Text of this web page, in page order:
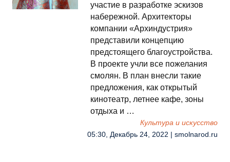
участие в разработке эскизов
набережной. Архитекторы
компании «Архиндустрия»
представили концепцию
предстоящего благоустройства.
В проекте учли все пожелания
смолян. В план внесли такие
предложения, как открытый
кинотеатр, летнее кафе, зоны
отдыха и …
Культура и искусство
05:30, Декабрь 24, 2022 | smolnarod.ru